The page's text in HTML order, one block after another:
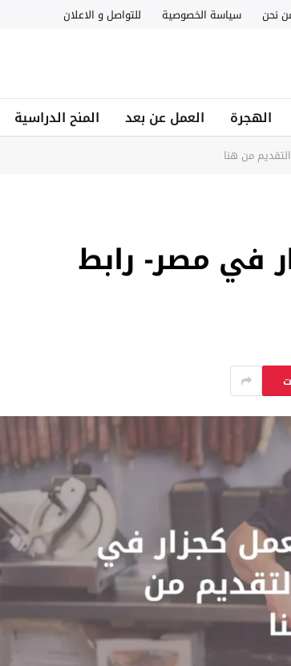
نحن سياسة الخصوصية للتواصل و الاعلان
الهجرة العمل عن بعد المنح الدراسية
من هنا
في مصر- رابط